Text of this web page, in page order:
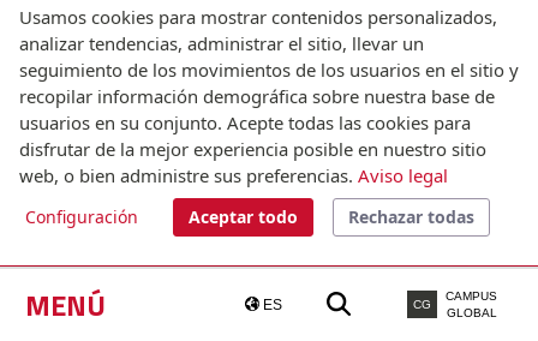
MENÚ ES CG
CAMPUS
GLOBAL
SÍGUENOS
© Universitat Pompeu Fabra
Barcelona
T.(+34) 93 542 20 00
Usamos cookies para mostrar contenidos personalizados,
analizar tendencias, administrar el sitio, llevar un
seguimiento de los movimientos de los usuarios en el sitio y
recopilar información demográfica sobre nuestra base de
usuarios en su conjunto. Acepte todas las cookies para
disfrutar de la mejor experiencia posible en nuestro sitio
web, o bien administre sus preferencias. Aviso legal
Configuración Aceptar todo Rechazar todas